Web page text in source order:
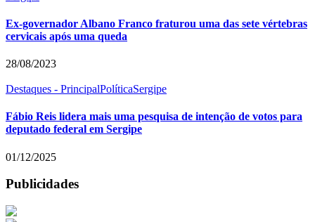
Ex-governador Albano Franco fraturou uma das sete vértebras
cervicais após uma queda
28/08/2023
Destaques - PrincipalPolíticaSergipe
Fábio Reis lidera mais uma pesquisa de intenção de votos para
deputado federal em Sergipe
01/12/2025
Publicidades